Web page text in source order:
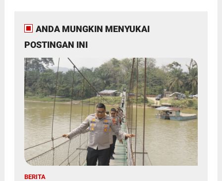
ANDA MUNGKIN MENYUKAI
POSTINGAN INI
BERITA